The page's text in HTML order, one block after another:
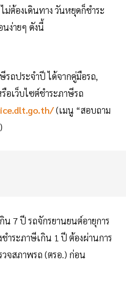
ม่ต้องเดินทาง วันหยุดก็ชำระ
ง่ายๆ ดังนี้
รถประจำปี ได้จากคู่มือรถ,
อเว็บไซต์ชำระภาษีรถ
(เมนู “สอบถาม
น 7 ปี รถจักรยานยนต์อายุการ
ำระภาษีเกิน 1 ปี ต้องผ่านการ
จสภาพรถ (ตรอ.) ก่อน